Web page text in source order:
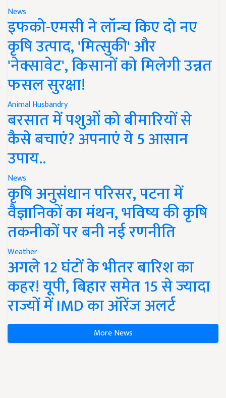
News
इफको-एमसी ने लॉन्च किए दो नए
कृषि उत्पाद, 'मित्सुकी' और
'नेक्सावेट', किसानों को मिलेगी उन्नत
फसल सुरक्षा!
Animal Husbandry
बरसात में पशुओं को बीमारियों से
कैसे बचाएं? अपनाएं ये 5 आसान
उपाय..
News
कृषि अनुसंधान परिसर, पटना में
वैज्ञानिकों का मंथन, भविष्य की कृषि
तकनीकों पर बनी नई रणनीति
Weather
अगले 12 घंटों के भीतर बारिश का
कहर! यूपी, बिहार समेत 15 से ज्यादा
राज्यों में IMD का ऑरेंज अलर्ट
More News